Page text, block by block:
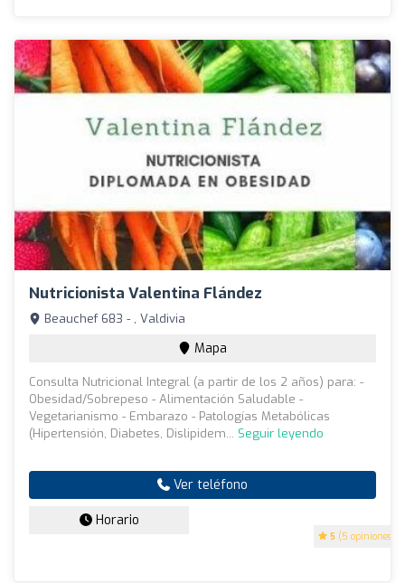
Nutricionista Valentina Flández
5 (5 opiniones)
Beauchef 683 - , Valdivia
Mapa
Consulta Nutricional Integral (a partir de los 2 años) para: -
Obesidad/Sobrepeso - Alimentación Saludable -
Vegetarianismo - Embarazo - Patologías Metabólicas
(Hipertensión, Diabetes, Dislipidem... Seguir leyendo
Ver teléfono
Horario